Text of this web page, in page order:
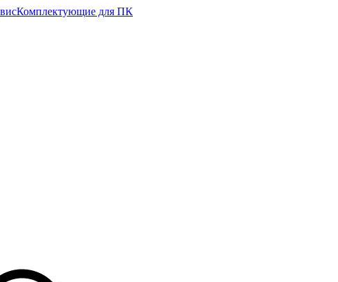
Комплектующие для ПК